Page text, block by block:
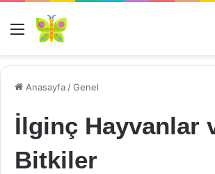
Menü
Anasayfa /Genel
İlginç Hayvanlar
Bitkiler